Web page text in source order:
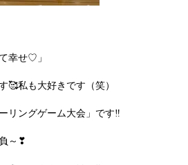
幸せ♡」
🥰私も大好きです（笑）
リングゲーム大会」です‼
～❣